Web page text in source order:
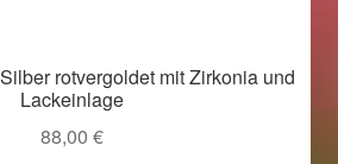
rotvergoldet mit Zirkonia und
Lackeinlage
88,00 €